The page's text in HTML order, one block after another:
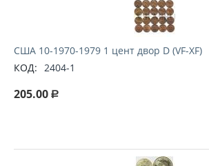
США 10-1970-1979 1 цент двор D (VF-XF)
КОД: 2404-1
205.00 Р